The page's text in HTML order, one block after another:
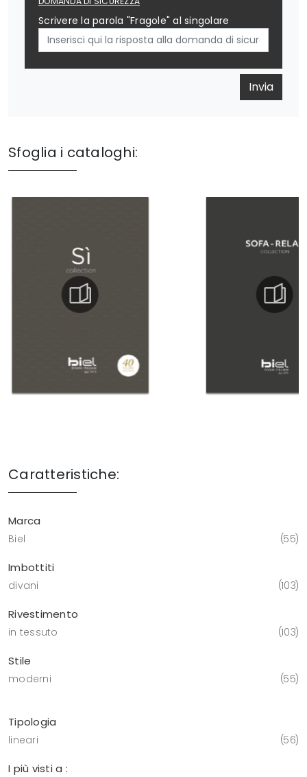
Scrivere la parola "Fragole" al singolare
Invia
Sfoglia i cataloghi:
Caratteristiche:
Marca
Biel 55
Imbottiti
divani 103
Rivestimento
in tessuto 103
Stile
moderni 55
Tipologia
lineari 56
I più visti a :